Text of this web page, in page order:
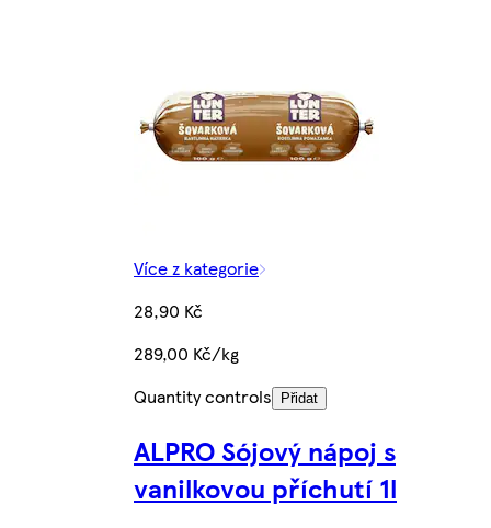
Více z kategorie
28,90 Kč
289,00 Kč/kg
Quantity controls
Přidat
ALPRO Sójový nápoj s
vanilkovou příchutí 1l